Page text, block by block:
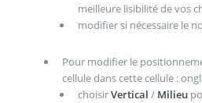
meilleure lisibilité de vos
modifier si nécessaire le
Pour modifier le
cellule dans cette cellule :
choisirVertical / Milieu